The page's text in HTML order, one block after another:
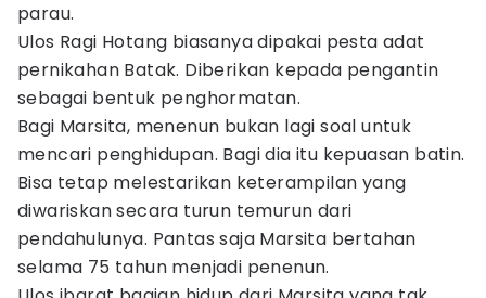
parau.
Ulos Ragi Hotang biasanya dipakai pesta adat
pernikahan Batak. Diberikan kepada pengantin
sebagai bentuk penghormatan.
Bagi Marsita, menenun bukan lagi soal untuk
mencari penghidupan. Bagi dia itu kepuasan batin.
Bisa tetap melestarikan keterampilan yang
diwariskan secara turun temurun dari
pendahulunya. Pantas saja Marsita bertahan
selama 75 tahun menjadi penenun.